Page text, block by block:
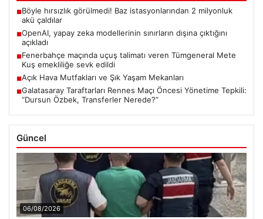
■Böyle hırsızlık görülmedi! Baz istasyonlarından 2 milyonluk
akü çaldılar
■OpenAI, yapay zeka modellerinin sınırların dışına çıktığını
açıkladı
■Fenerbahçe maçında uçuş talimatı veren Tümgeneral Mete
Kuş emekliliğe sevk edildi
■Açık Hava Mutfakları ve Şık Yaşam Mekanları
■Galatasaray Taraftarları Rennes Maçı Öncesi Yönetime Tepkili:
“Dursun Özbek, Transferler Nerede?”
Güncel
06/08/2026